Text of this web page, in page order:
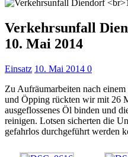
Verkehrsunfall
10. Mai 2014
Einsatz 10. Mai 2014 0
Zu Aufräumarbeiten nach
und Öpping rückten wir mit 26
ausgeflossenes Öl binden und
reinigen. Lotsen sicherten die
gefahrlos durchgeführt werden